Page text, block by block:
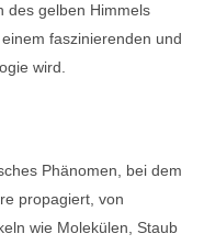
des gelben Himmels
faszinierenden und
wird.
Phänomen, bei dem
propagiert, von
wie Molekülen, Staub